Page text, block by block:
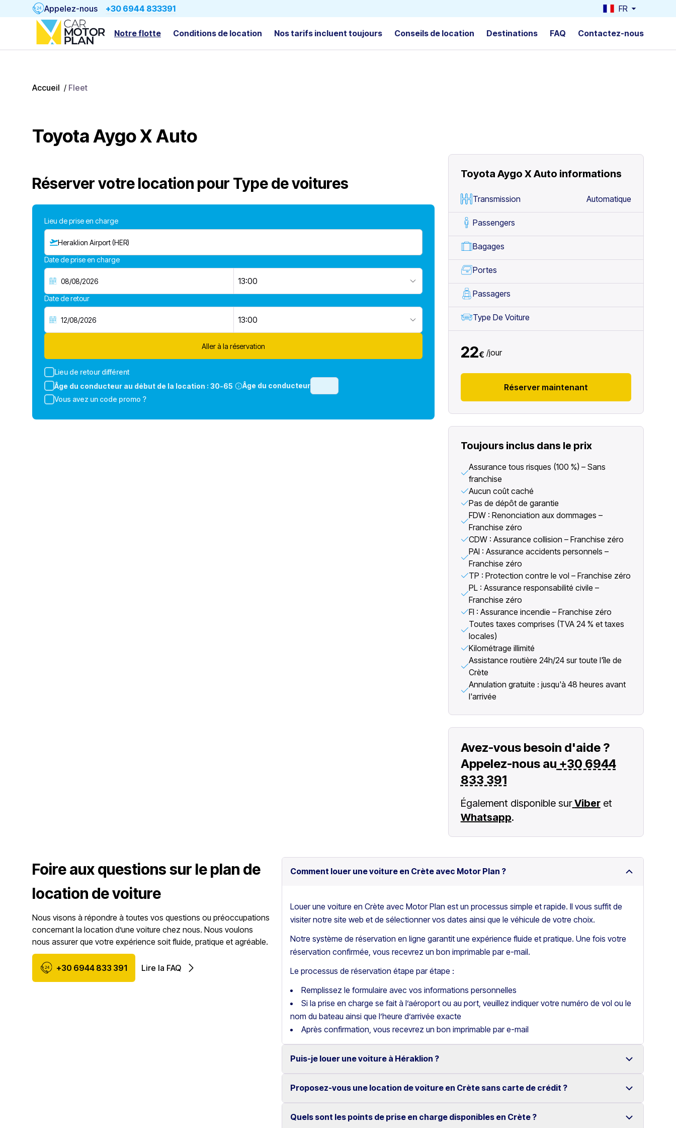
Appelez-nous +30 6944 833391 FR
Notre flotte Conditions de location Nos tarifs incluent toujours Conseils de location Destinations FAQ Contactez-nous
Accueil / Fleet
Toyota Aygo X Auto
Réserver votre location pour Type de voitures
Lieu de prise en charge
Heraklion Airport (HER)
Date de prise en charge
13:00
Date de retour
13:00
Aller à la réservation
Lieu de retour différent
Âge du conducteur au début de la location : 30-65
Âge du conducteur
Vous avez un code promo ?
Toyota Aygo X Auto informations
Transmission Automatique
Passengers
Bagages
Portes
Passagers
Type De Voiture
22€ /jour
Réserver maintenant
Toujours inclus dans le prix
Assurance tous risques (100 %) – Sans
franchise
Aucun coût caché
Pas de dépôt de garantie
FDW : Renonciation aux dommages –
Franchise zéro
CDW : Assurance collision – Franchise zéro
PAI : Assurance accidents personnels –
Franchise zéro
TP : Protection contre le vol – Franchise zéro
PL : Assurance responsabilité civile –
Franchise zéro
FI : Assurance incendie – Franchise zéro
Toutes taxes comprises (TVA 24 % et taxes
locales)
Kilométrage illimité
Assistance routière 24h/24 sur toute l'île de
Crète
Annulation gratuite : jusqu'à 48 heures avant
l'arrivée
Avez-vous besoin d'aide ?
Appelez-nous au +30 6944
833 391
Également disponible surViber et
Whatsapp.
Foire aux questions sur le plan de
location de voiture
Nous visons à répondre à toutes vos questions ou préoccupations
concernant la location d’une voiture chez nous. Nous voulons
nous assurer que votre expérience soit fluide, pratique et agréable.
+30 6944 833 391 Lire la FAQ
Comment louer une voiture en Crète avec Motor Plan ?
Louer une voiture en Crète avec Motor Plan est un processus simple et rapide. Il vous suffit de
visiter notre site web et de sélectionner vos dates ainsi que le véhicule de votre choix.
Notre système de réservation en ligne garantit une expérience fluide et pratique. Une fois votre
réservation confirmée, vous recevrez un bon imprimable par e-mail.
Le processus de réservation étape par étape :
Remplissez le formulaire avec vos informations personnelles
Si la prise en charge se fait à l’aéroport ou au port, veuillez indiquer votre numéro de vol ou le
nom du bateau ainsi que l’heure d’arrivée exacte
Après confirmation, vous recevrez un bon imprimable par e-mail
Puis-je louer une voiture à Héraklion ?
Oui, nous proposons la location de voitures à Héraklion avec une large gamme de véhicules
Proposez-vous une location de voiture en Crète sans carte de crédit ?
Oui, chez Motor Plan, vous pouvez louer une voiture en Crète sans carte de crédit.
Quels sont les points de prise en charge disponibles en Crète ?